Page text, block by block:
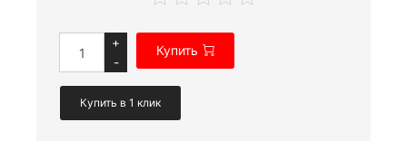
+
-
Купить
Купить в 1 клик